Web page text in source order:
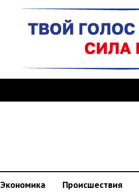
Экономика Происшествия